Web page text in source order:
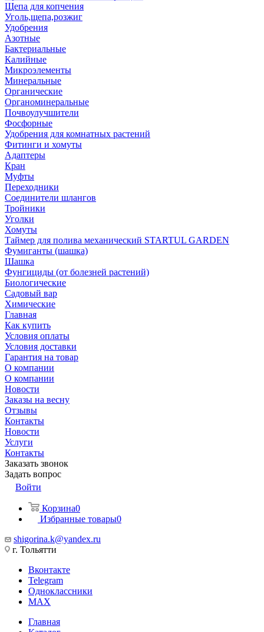
Щепа для копчения
Уголь,щепа,розжиг
Удобрения
Азотные
Бактериальные
Калийные
Микроэлементы
Минеральные
Органические
Органоминеральные
Почвоулучшители
Фосфорные
Удобрения для комнатных растений
Фитинги и хомуты
Адаптеры
Кран
Муфты
Переходники
Соединители шлангов
Тройники
Уголки
Хомуты
Таймер для полива механический STARTUL GARDEN
Фумиганты (шашка)
Шашка
Фунгициды (от болезней растений)
Биологические
Садовый вар
Химические
Главная
Как купить
Условия оплаты
Условия доставки
Гарантия на товар
О компании
О компании
Новости
Заказы на весну
Отзывы
Контакты
Новости
Услуги
Контакты
Заказать звонок
Задать вопрос
Войти
Корзина0
Избранные товары0
shigorina.k@yandex.ru
г. Тольятти
Вконтакте
Telegram
Одноклассники
MAX
Главная